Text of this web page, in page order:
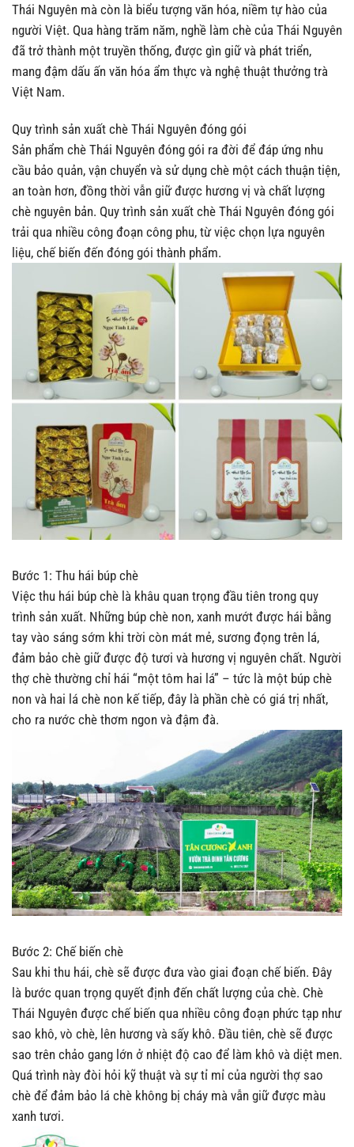
Thái Nguyên mà còn là biểu tượng văn hóa, niềm tự hào của
người Việt. Qua hàng trăm năm, nghề làm chè của Thái Nguyên
đã trở thành một truyền thống, được gìn giữ và phát triển,
mang đậm dấu ấn văn hóa ẩm thực và nghệ thuật thưởng trà
Việt Nam.
Quy trình sản xuất chè Thái Nguyên đóng gói
Sản phẩm chè Thái Nguyên đóng gói ra đời để đáp ứng nhu
cầu bảo quản, vận chuyển và sử dụng chè một cách thuận tiện,
an toàn hơn, đồng thời vẫn giữ được hương vị và chất lượng
chè nguyên bản. Quy trình sản xuất chè Thái Nguyên đóng gói
trải qua nhiều công đoạn công phu, từ việc chọn lựa nguyên
liệu, chế biến đến đóng gói thành phẩm.
Bước 1: Thu hái búp chè
Việc thu hái búp chè là khâu quan trọng đầu tiên trong quy
trình sản xuất. Những búp chè non, xanh mướt được hái bằng
tay vào sáng sớm khi trời còn mát mẻ, sương đọng trên lá,
đảm bảo chè giữ được độ tươi và hương vị nguyên chất. Người
thợ chè thường chỉ hái “một tôm hai lá” – tức là một búp chè
non và hai lá chè non kế tiếp, đây là phần chè có giá trị nhất,
cho ra nước chè thơm ngon và đậm đà.
Bước 2: Chế biến chè
Sau khi thu hái, chè sẽ được đưa vào giai đoạn chế biến. Đây
là bước quan trọng quyết định đến chất lượng của chè. Chè
Thái Nguyên được chế biến qua nhiều công đoạn phức tạp như
sao khô, vò chè, lên hương và sấy khô. Đầu tiên, chè sẽ được
sao trên chảo gang lớn ở nhiệt độ cao để làm khô và diệt men.
Quá trình này đòi hỏi kỹ thuật và sự tỉ mỉ của người thợ sao
chè để đảm bảo lá chè không bị cháy mà vẫn giữ được màu
xanh tươi.